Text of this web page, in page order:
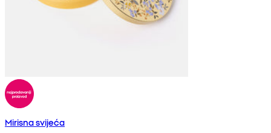
Mirisna svijeća